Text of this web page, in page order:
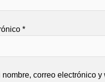
*
nombre, correo electrónico y